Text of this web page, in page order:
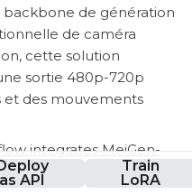
as API
Train
LoRA
de génération
de caméra
cette solution
sortie 480p-720p
et des mouvements
integrates MeiGen-
ComfyUI-